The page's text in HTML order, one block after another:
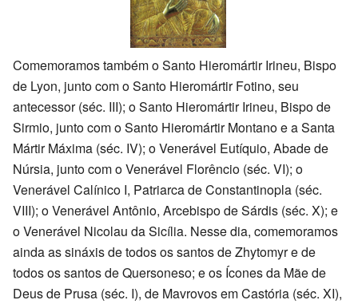
Comemoramos também o Santo Hieromártir Irineu, Bispo
de Lyon, junto com o Santo Hieromártir Fotino, seu
antecessor (séc. III); o Santo Hieromártir Irineu, Bispo de
Sirmio, junto com o Santo Hieromártir Montano e a Santa
Mártir Máxima (séc. IV); o Venerável Eutíquio, Abade de
Núrsia, junto com o Venerável Florêncio (séc. VI); o
Venerável Calínico I, Patriarca de Constantinopla (séc.
VIII); o Venerável Antônio, Arcebispo de Sárdis (séc. X); e
o Venerável Nicolau da Sicília. Nesse dia, comemoramos
ainda as sináxis de todos os santos de Zhytomyr e de
todos os santos de Quersoneso; e os Ícones da Mãe de
Deus de Prusa (séc. I), de Mavrovos em Castória (séc. XI),